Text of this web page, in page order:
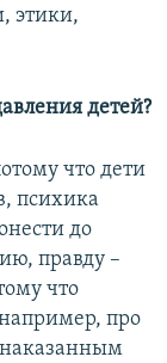
этики,
детей?
что дети
психика
до
правду –
что
про